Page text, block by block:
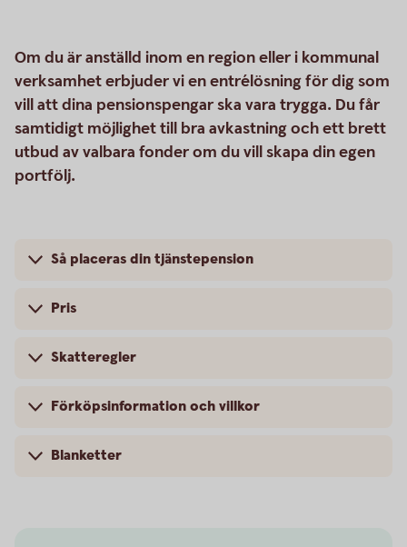
Om du är anställd inom en region eller i kommunal
verksamhet erbjuder vi en entrélösning för dig som
vill att dina pensionspengar ska vara trygga. Du får
samtidigt möjlighet till bra avkastning och ett brett
utbud av valbara fonder om du vill skapa din egen
portfölj.
Så placeras din tjänstepension
Pris
Skatteregler
Förköpsinformation och villkor
Blanketter